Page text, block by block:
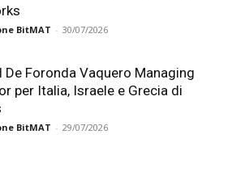
BitMAT - 30/07/2026
De Foronda Vaquero Managing
per Italia, Israele e Grecia di
BitMAT - 29/07/2026